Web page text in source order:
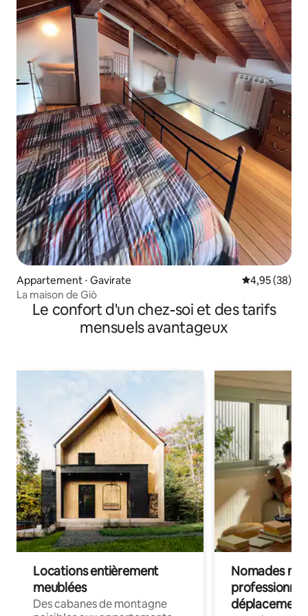
Appartement ⋅ Gavirate Évaluation
4,95 (38)
La maison de Giò
Le confort d'un chez-soi et des tarifs
mensuels avantageux
Locations entièrement
meublées
Des cabanes de montagne
Nomades
déplacement